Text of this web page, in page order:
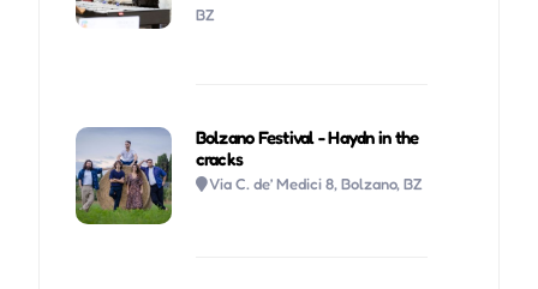
BZ
Bolzano Festival - Haydn in the
cracks
Via C. de’ Medici 8, Bolzano, BZ